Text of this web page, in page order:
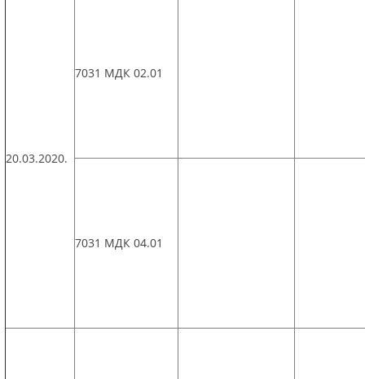
20.03.2020.
7031 МДК 02.01
7031 МДК 04.01